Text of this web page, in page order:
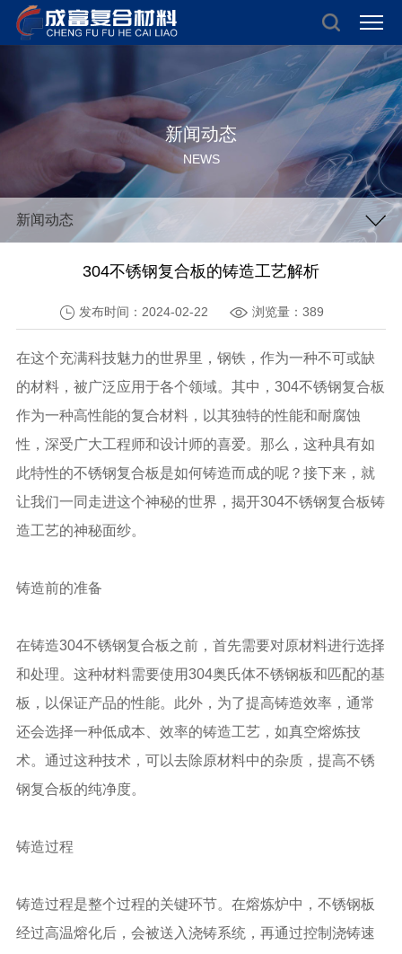
新闻动态
NEWS
新闻动态
304不锈钢复合板的铸造工艺解析
发布时间：2024-02-22 浏览量：389
在这个充满科技魅力的世界里，钢铁，作为一种不可或缺
的材料，被广泛应用于各个领域。其中，304不锈钢复合板
作为一种高性能的复合材料，以其独特的性能和耐腐蚀
性，深受广大工程师和设计师的喜爱。那么，这种具有如
此特性的不锈钢复合板是如何铸造而成的呢？接下来，就
让我们一同走进这个神秘的世界，揭开304不锈钢复合板铸
造工艺的神秘面纱。
铸造前的准备
在铸造304不锈钢复合板之前，首先需要对原材料进行选择
和处理。这种材料需要使用304奥氏体不锈钢板和匹配的基
板，以保证产品的性能。此外，为了提高铸造效率，通常
还会选择一种低成本、效率的铸造工艺，如真空熔炼技
术。通过这种技术，可以去除原材料中的杂质，提高不锈
钢复合板的纯净度。
铸造过程
铸造过程是整个过程的关键环节。在熔炼炉中，不锈钢板
经过高温熔化后，会被送入浇铸系统，再通过控制浇铸速